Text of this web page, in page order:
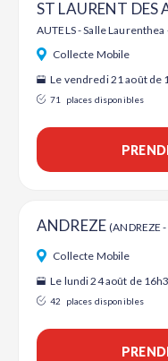
ST LAURENT DES
AUTELS - Salle
Collecte Mobile
Le vendredi 21 août de
71 places disponibles
ANDREZE(ANDREZE
Collecte Mobile
Le lundi 24 août de
42 places disponibles